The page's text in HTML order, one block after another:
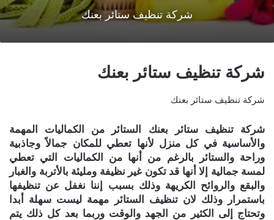
شركة تنظيف ستائر بعنك
شركة تنظيف ستائر بعنك
شركة تنظيف ستائر بعنك
شركة تنظيف ستائر بعنك الستائر من الكماليات المهمة
والأساسية في كل منزل لأنها تعطي للمكان جمالاً وجاذبية
وراحة والستائر بالرغم من أنها من الكماليات التي تعطي
لمسة جمالية إلا أنها قد تكون غير نظيفة ومليئة بالأتربة والغبار
والبقع والروائح الكريهة وذلك بسبب إننا نغفل عن تنظيفها
باستمرار وذلك لان تنظيف الستائر مهمة ليست سهلة أبدا
وتحتاج إلى الكثير من الجهد والوقت وربما بعد كل ذلك يتم